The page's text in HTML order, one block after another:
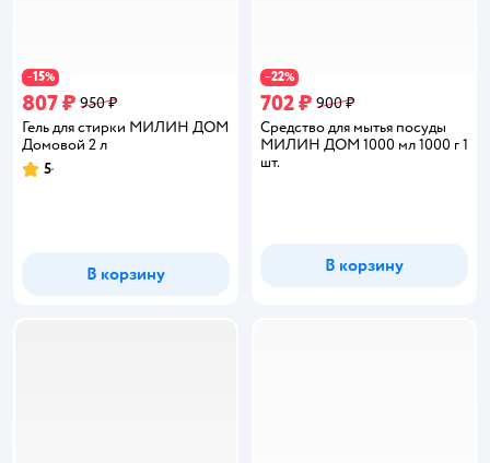
−15%
807 ₽ 950 ₽
Гель для стирки МИЛИН ДОМ
Домовой 2 л
Рейтинг:
5
В корзину
−22%
702 ₽ 900 ₽
Средство для мытья посуды
МИЛИН ДОМ 1000 мл 1000 г 1
шт.
В корзину